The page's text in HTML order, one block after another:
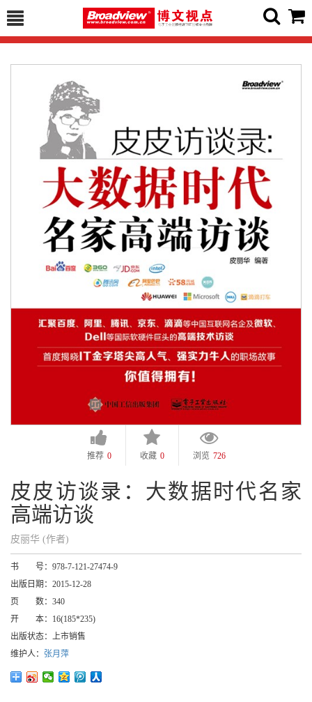
推荐 0 收藏 0 浏览 726
皮皮访谈录：大数据时代名家
高端访谈
皮丽华 (作者)
书 号： 978-7-121-27474-9
出版日期： 2015-12-28
页 数： 340
开 本： 16(185*235)
出版状态： 上市销售
维护人： 张月萍